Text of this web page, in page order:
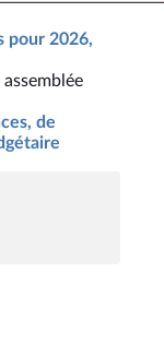
pour 2026,
de